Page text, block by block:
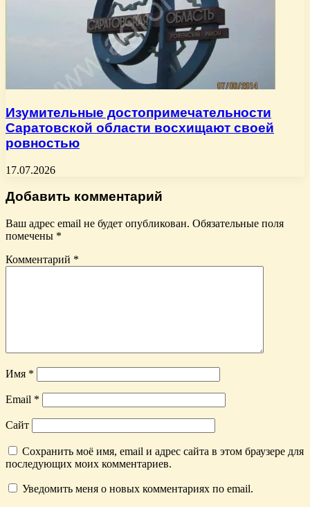
Изумительные достопримечательности
Саратовской области восхищают своей
ровностью
17.07.2026
Добавить комментарий
Ваш адрес email не будет опубликован. Обязательные поля
помечены *
Комментарий *
Имя *
Email *
Сайт
Сохранить моё имя, email и адрес сайта в этом браузере для
последующих моих комментариев.
Уведомить меня о новых комментариях по email.